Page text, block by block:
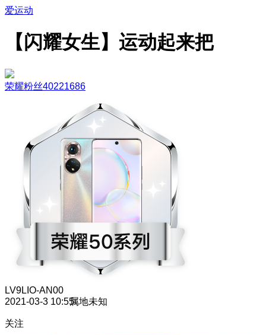
爱运动
【闪耀女生】运动起来把
荣耀粉丝40221686
LV9LIO-AN00
2021-03-3 10:55属地未知
关注